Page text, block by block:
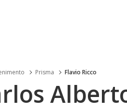
Prisma Flavio Ricco